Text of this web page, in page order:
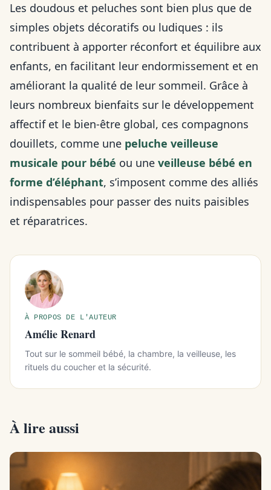
Les doudous et peluches sont bien plus que de
simples objets décoratifs ou ludiques : ils
contribuent à apporter réconfort et équilibre aux
enfants, en facilitant leur endormissement et en
améliorant la qualité de leur sommeil. Grâce à
leurs nombreux bienfaits sur le développement
affectif et le bien-être global, ces compagnons
douillets, comme une peluche veilleuse
musicale pour bébé ou une veilleuse bébé en
forme d’éléphant, s’imposent comme des alliés
indispensables pour passer des nuits paisibles
et réparatrices.
À PROPOS DE L'AUTEUR
Amélie Renard
Tout sur le sommeil bébé, la chambre, la veilleuse, les
rituels du coucher et la sécurité.
À lire aussi